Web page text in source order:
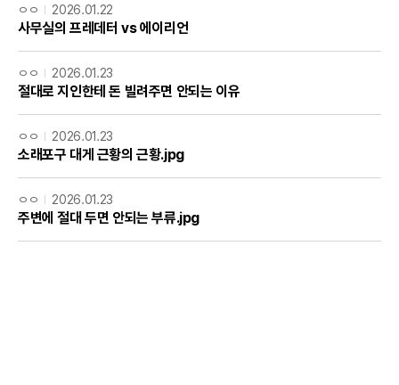
ㅇㅇ 2026.01.22
사무실의 프레데터 vs 에이리언
ㅇㅇ 2026.01.23
절대로 지인한테 돈 빌려주면 안되는 이유
ㅇㅇ 2026.01.23
소래포구 대게 근황의 근황.jpg
ㅇㅇ 2026.01.23
주변에 절대 두면 안되는 부류.jpg